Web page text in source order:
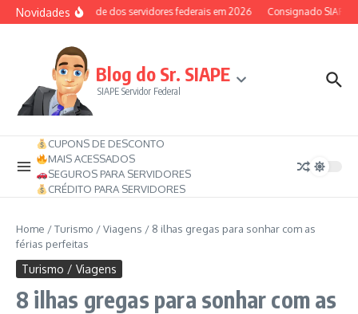
Ir para o conteúdo
Novidades
Auxílio-saúde dos servidores federais em 2026 Consignado SIAPE
Blog do Sr. SIAPE
SIAPE Servidor Federal
CUPONS DE DESCONTO
MAIS ACESSADOS
SEGUROS PARA SERVIDORES
CRÉDITO PARA SERVIDORES
Home /Turismo / Viagens / 8 ilhas gregas para sonhar com as
férias perfeitas
Turismo / Viagens
8 ilhas gregas para sonhar com as